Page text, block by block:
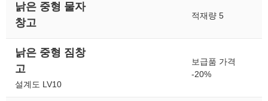
낡은 중형 물자
창고
적재량 5
낡은 중형 짐창
고
설계도 LV10
보급품 가격
-20%